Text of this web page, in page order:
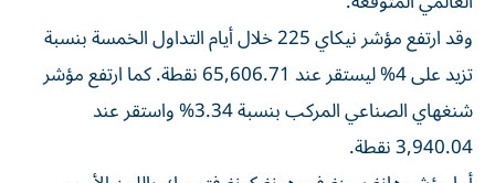
وقد ارتفع مؤشر نيكاي 225 خلال أيام التداول الخمسة بنسبة
تزيد على 4% ليستقر عند 65,606.71 نقطة. كما ارتفع مؤشر
شنغهاي الصناعي المركب بنسبة 3.34% واستقر عند
3,940.04 نقطة.